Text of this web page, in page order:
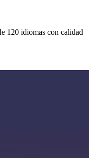
120 idiomas con calidad